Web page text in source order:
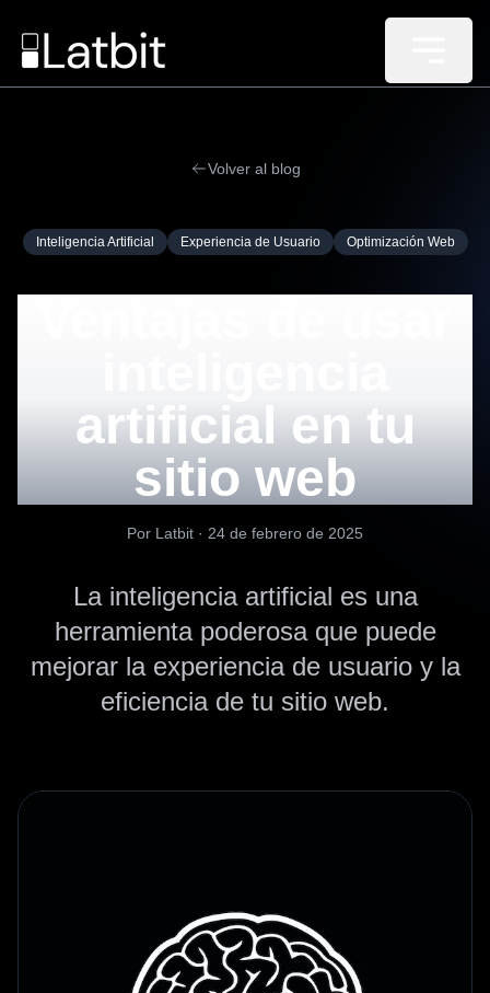
Volver al blog
Inteligencia Artificial Experiencia de Usuario Optimización Web
artificial en tu
sitio web
Por Latbit · 24 de febrero de 2025
La inteligencia artificial es una
herramienta poderosa que puede
mejorar la experiencia de usuario y la
eficiencia de tu sitio web.